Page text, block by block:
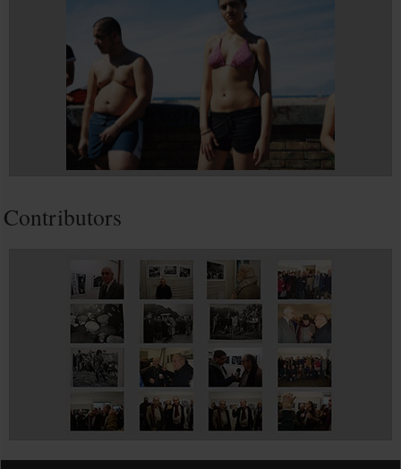
Contributors